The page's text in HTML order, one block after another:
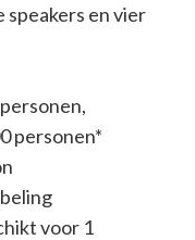
speakers en vier
personen*
voor 1